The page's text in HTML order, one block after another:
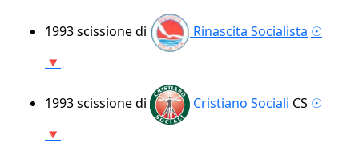
1993scissione di Rinascita Socialista ☉
🔻
1993scissione di Cristiano Sociali CS ☉
🔻